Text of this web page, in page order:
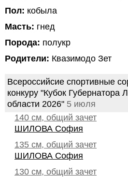
Пол: кобыла
Масть: гнед
Порода: полукр
Родители: Квазимодо Зет
Всероссийсие спортивные
конкуру "Кубок Губернатора
области 2026" 5 июля
140 см, общий зачет
ШИЛОВА София
135 см, общий зачет
ШИЛОВА София
130 см, общий зачет